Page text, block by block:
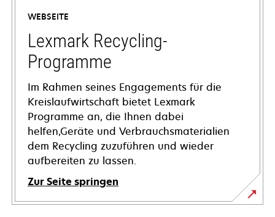
neuen
Registerkarte
geöffnet
WEBSEITE
Lexmark Recycling-
Programme
Im Rahmen seines Engagements für die
Kreislaufwirtschaft bietet Lexmark
Programme an, die Ihnen dabei
helfen,Geräte und Verbrauchsmaterialien
dem Recycling zuzuführen und wieder
aufbereiten zu lassen.
Zur Seite springen